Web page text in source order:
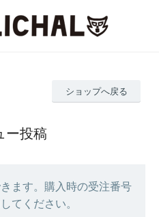
ショップへ戻る
ー投稿
ます。購入時の受注番号
てください。